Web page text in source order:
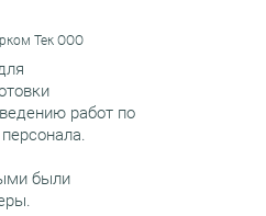
Тек ООО
работ по
были